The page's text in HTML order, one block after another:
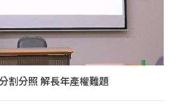
割分照 解長年產權難題